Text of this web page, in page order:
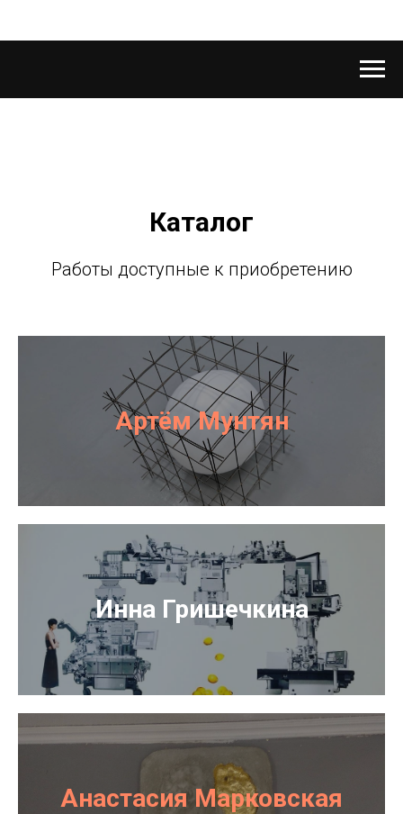
Каталог
Работы доступные к приобретению
Артём Мунтян
Инна Гришечкина
Анастасия Марковская